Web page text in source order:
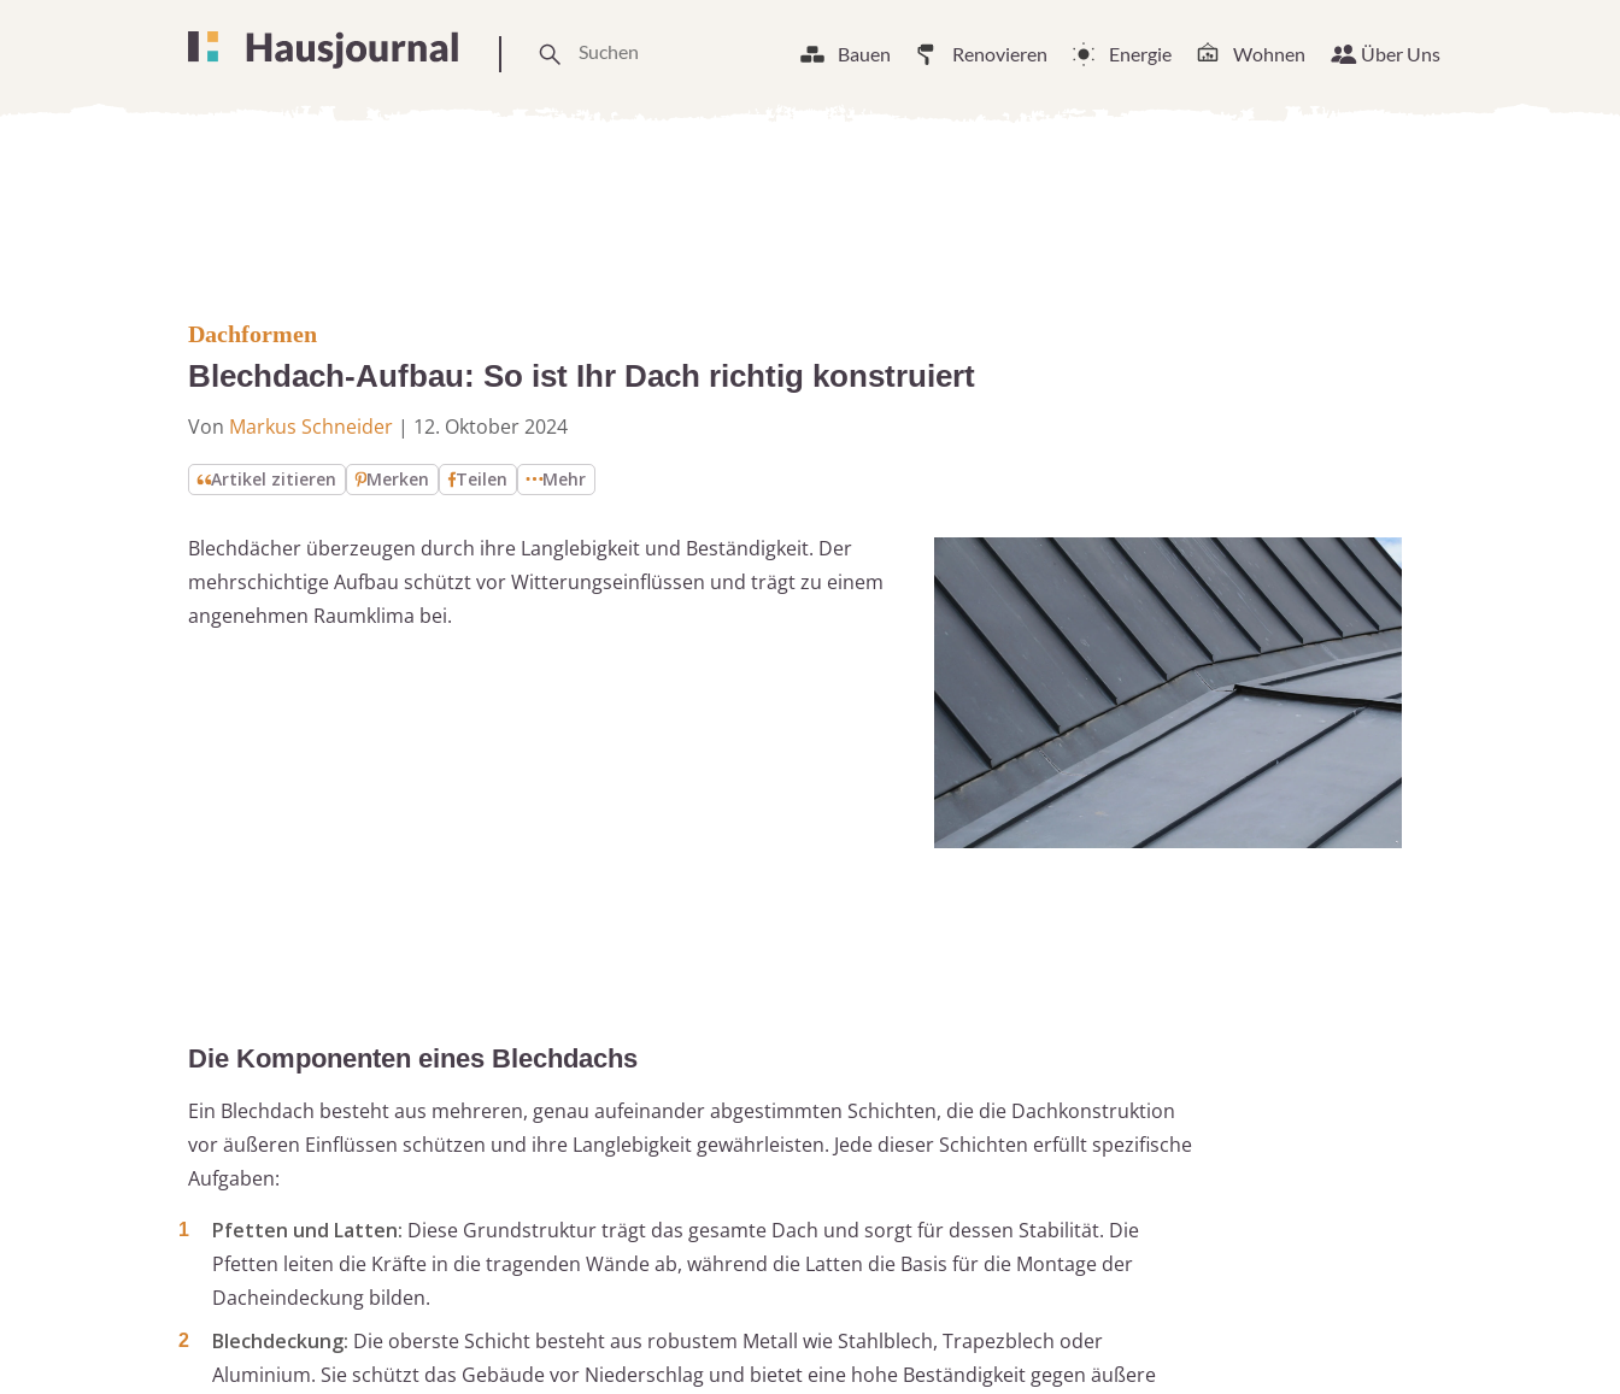
Bauen Renovieren Energie Wohnen Über Uns
Dachformen
Blechdach-Aufbau: So ist Ihr Dach richtig konstruiert
Von Markus Schneider | 12. Oktober 2024
Artikel zitieren Merken Teilen Mehr
Blechdächer überzeugen durch ihre Langlebigkeit und Beständigkeit. Der
mehrschichtige Aufbau schützt vor Witterungseinflüssen und trägt zu einem
angenehmen Raumklima bei.
Die Komponenten eines Blechdachs
Ein Blechdach besteht aus mehreren, genau aufeinander abgestimmten Schichten, die die Dachkonstruktion
vor äußeren Einflüssen schützen und ihre Langlebigkeit gewährleisten. Jede dieser Schichten erfüllt spezifische
Aufgaben:
Pfetten und Latten: Diese Grundstruktur trägt das gesamte Dach und sorgt für dessen Stabilität. Die
Pfetten leiten die Kräfte in die tragenden Wände ab, während die Latten die Basis für die Montage der
Dacheindeckung bilden.
Blechdeckung: Die oberste Schicht besteht aus robustem Metall wie Stahlblech, Trapezblech oder
Aluminium. Sie schützt das Gebäude vor Niederschlag und bietet eine hohe Beständigkeit gegen äußere